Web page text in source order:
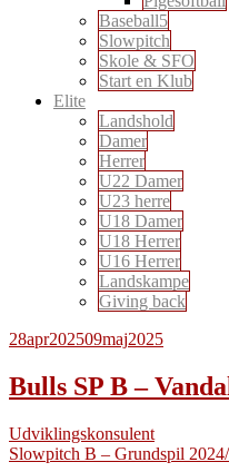
Baseball5
Slowpitch
Skole & SFO
Start en Klub
Elite
Landshold
Damer
Herrer
U22 Damer
U23 herre
U18 Damer
U18 Herrer
U16 Herrer
Landskampe
Giving back
28apr202509maj2025
Bulls SP B –
Udviklingskonsulent
Slowpitch B – Grundspil